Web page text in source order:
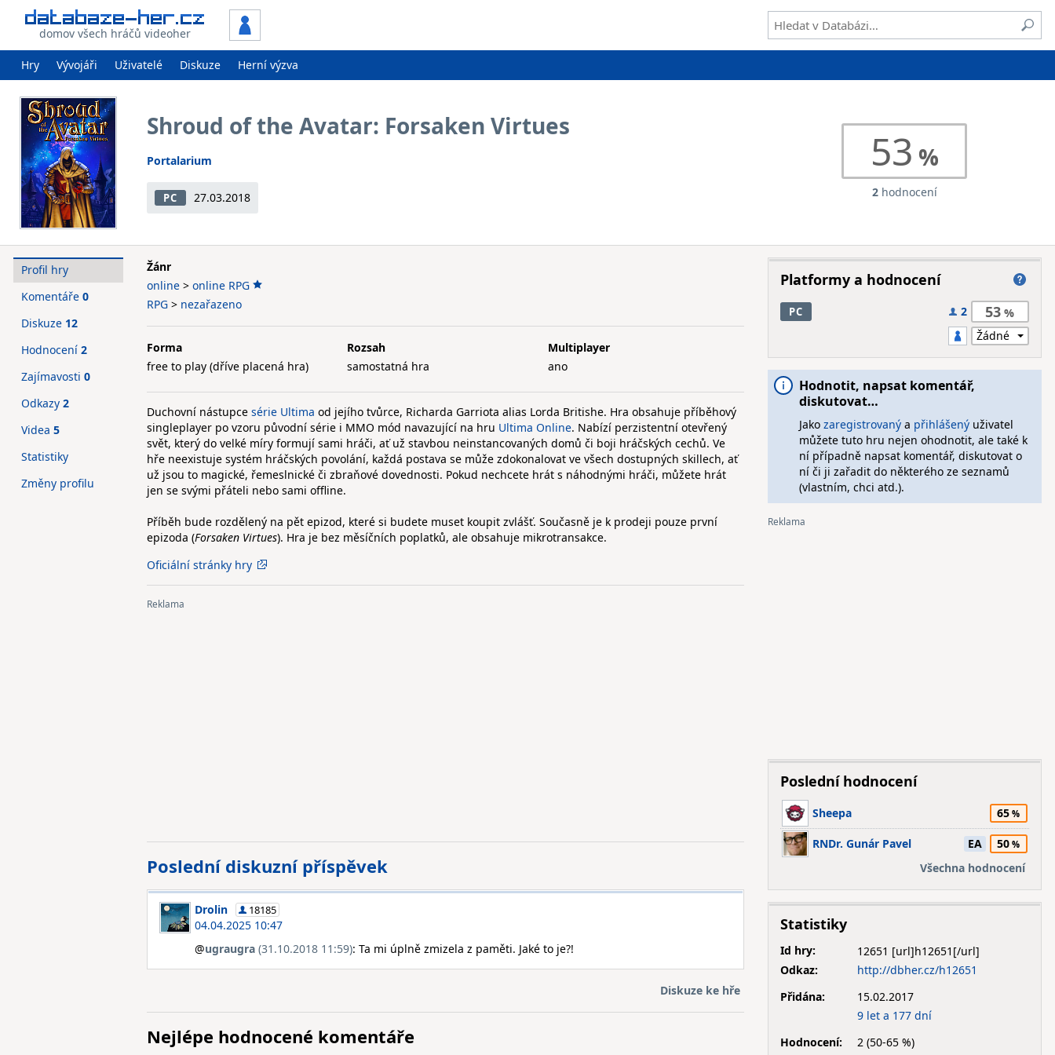
domov všech hráčů videoher
Hry Vývojáři Uživatelé Diskuze Herní výzva
Shroud of the Avatar: Forsaken Virtues
Portalarium
PC 27.03.2018
53
2hodnocení
Žánr
online > online RPG
RPG > nezařazeno
Forma
free to play (dříve placená hra)
Rozsah
samostatná hra
Multiplayer
ano
Duchovní nástupce série Ultima od jejího tvůrce, Richarda Garriota alias Lorda Britishe. Hra obsahuje příběhový
singleplayer po vzoru původní série i MMO mód navazující na hru Ultima Online. Nabízí perzistentní otevřený
svět, který do velké míry formují sami hráči, ať už stavbou neinstancovaných domů či boji hráčských cechů. Ve
hře neexistuje systém hráčských povolání, každá postava se může zdokonalovat ve všech dostupných skillech, ať
už jsou to magické, řemeslnické či zbraňové dovednosti. Pokud nechcete hrát s náhodnými hráči, můžete hrát
jen se svými přáteli nebo sami offline.
Příběh bude rozdělený na pět epizod, které si budete muset koupit zvlášť. Současně je k prodeji pouze první
epizoda (Forsaken Virtues). Hra je bez měsíčních poplatků, ale obsahuje mikrotransakce.
Oficiální stránky hry
Poslední diskuzní příspěvek
Drolin 18185
04.04.2025 10:47
@ugraugra (31.10.2018 11:59): Ta mi úplně zmizela z paměti. Jaké to je?!
Diskuze ke hře
Nejlépe hodnocené komentáře
Profil hry
Komentáře 0
Diskuze 12
Hodnocení 2
Zajímavosti 0
Odkazy 2
Videa 5
Statistiky
Změny profilu
Platformy a hodnocení
PC 2 53
Hodnotit, napsat komentář,
diskutovat…
Jako zaregistrovanýa přihlášenýuživatel
můžete tuto hru nejen ohodnotit, ale také k
ní případně napsat komentář, diskutovat o
ní či ji zařadit do některého ze seznamů
(vlastním, chci atd.).
Poslední hodnocení
Sheepa 65
RNDr. Gunár Pavel EA
50
Všechna hodnocení
Statistiky
Id hry:
12651
Odkaz:
http://dbher.cz/h12651
Přidána:
15.02.2017
9 let a 177 dní
Hodnocení:
2 (50-65 %)